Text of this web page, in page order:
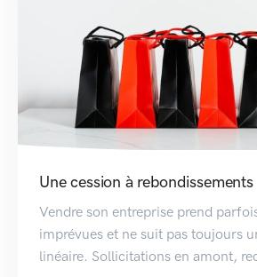
Une cession à rebondissements
Vendre son entreprise prend
imprévues et ne suit pas toujours
linéaire. Sollicitations en amont,